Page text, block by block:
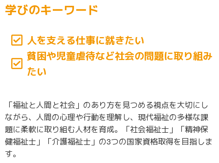
学びのキーワード
人を支える仕事に就きたい
貧困や児童虐待など社会の問題に取り組み
たい
「福祉と人間と社会」のあり方を見つめる視点を大切にし
ながら、人間の心理や行動を理解し、現代福祉の多様な課
題に柔軟に取り組む人材を育成。「社会福祉士」「精神保
健福祉士」「介護福祉士」の3つの国家資格取得を目指しま
す。